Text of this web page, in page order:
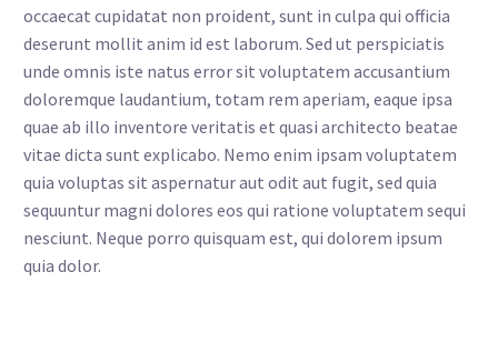
occaecat cupidatat non proident, sunt in culpa qui officia
deserunt mollit anim id est laborum. Sed ut perspiciatis
unde omnis iste natus error sit voluptatem accusantium
doloremque laudantium, totam rem aperiam, eaque ipsa
quae ab illo inventore veritatis et quasi architecto beatae
vitae dicta sunt explicabo. Nemo enim ipsam voluptatem
quia voluptas sit aspernatur aut odit aut fugit, sed quia
sequuntur magni dolores eos qui ratione voluptatem sequi
nesciunt. Neque porro quisquam est, qui dolorem ipsum
quia dolor.